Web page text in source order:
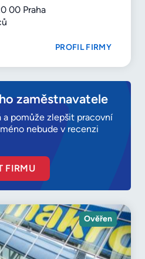
00 Praha
PROFIL FIRMY
zaměstnavatele
a pomůže zlepšit pracovní
nebude v recenzi
FIRMU
Ověřen